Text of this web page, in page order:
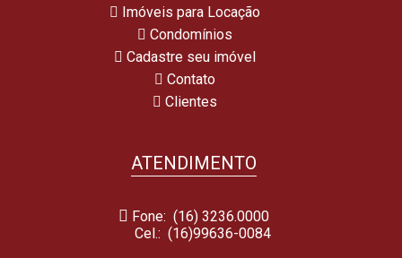
Imóveis para Locação
Condomínios
Cadastre seu imóvel
Contato
Clientes
ATENDIMENTO
Fone: (16) 3236.0000
Cel.:(16)99636-0084